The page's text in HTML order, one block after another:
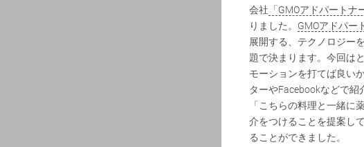
会社 「GMOアドパートナ
りました。 GMOアドパー
展開する、テクノロジー
題で決まります。今回は
モーションを打てば良い
ターやFacebookなどで
「こちらの料理と一緒に
介をつけることを提案し
ることができました。